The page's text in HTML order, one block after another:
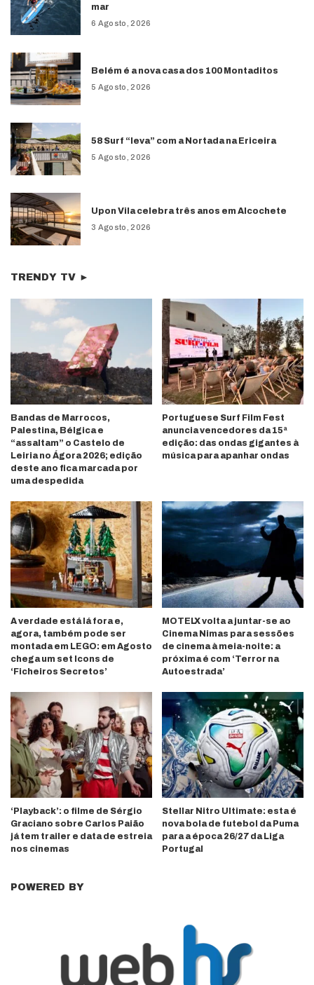
mar
6 Agosto, 2026
Belém é a nova casa dos 100 Montaditos
5 Agosto, 2026
58 Surf “leva” com a Nortada na Ericeira
5 Agosto, 2026
Upon Vila celebra três anos em Alcochete
3 Agosto, 2026
TRENDY TV ►
Bandas de Marrocos,
Palestina, Bélgica e
“assaltam” o Castelo de
Leiria no Ágora 2026; edição
deste ano fica marcada por
uma despedida
Portuguese Surf Film Fest
anuncia vencedores da 15ª
edição: das ondas gigantes à
música para apanhar ondas
A verdade está lá fora e,
agora, também pode ser
montada em LEGO: em Agosto
chega um set Icons de
‘Ficheiros Secretos’
MOTELX volta a juntar-se ao
Cinema Nimas para sessões
de cinema à meia-noite: a
próxima é com ‘Terror na
Autoestrada’
‘Playback’: o filme de Sérgio
Graciano sobre Carlos Paião
já tem trailer e data de estreia
nos cinemas
Stellar Nitro Ultimate: esta é
nova bola de futebol da Puma
para a época 26/27 da Liga
Portugal
POWERED BY